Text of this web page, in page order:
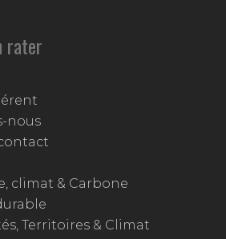
rater
nous
climat & Carbone
Territoires & Climat